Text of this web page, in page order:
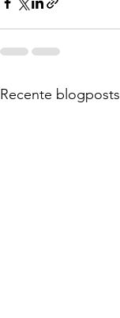
Recente blogposts